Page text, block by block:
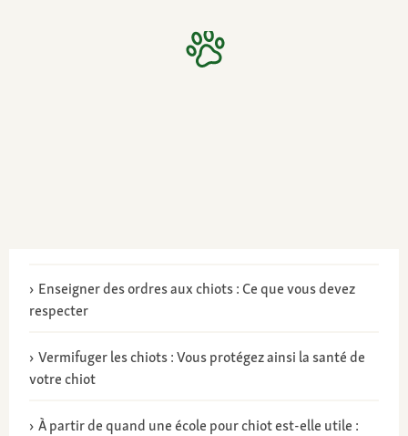
Enseigner des ordres aux chiots : Ce que vous devez
respecter
Vermifuger les chiots : Vous protégez ainsi la santé de
votre chiot
À partir de quand une école pour chiot est-elle utile :